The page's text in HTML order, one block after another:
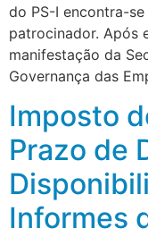
do PS-I encontra-
patrocinador. Após
manifestação da
Governança das
Imposto
Prazo de
Informes